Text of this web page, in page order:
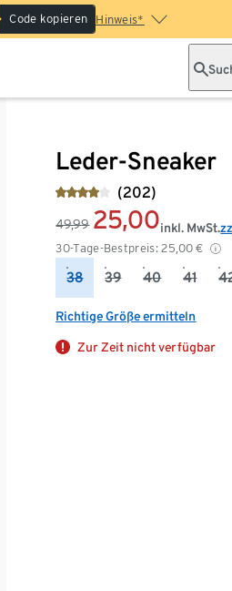
Code kopieren Hinweis*
Leder-Sneaker
(202)
49,99 25,00
30-Tage-Bestpreis: 25,00 €
inkl. MwSt.
38 39 40 41
Richtige Größe ermitteln
Zur Zeit nicht verfügbar